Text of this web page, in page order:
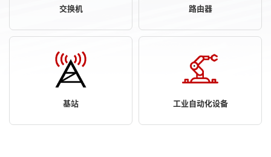
交换机 路由器
基站 工业自动化设备